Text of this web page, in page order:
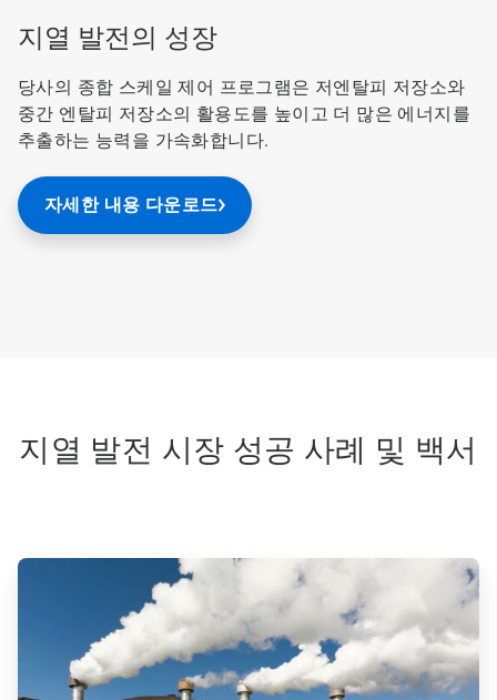
지열 발전의 성장
당사의 종합 스케일 제어 프로그램은 저엔탈피 저장소와
중간 엔탈피 저장소의 활용도를 높이고 더 많은 에너지를
추출하는 능력을 가속화합니다.
자세한 내용 다운로드
지열 발전 시장 성공 사례 및 백서
ArticleTile